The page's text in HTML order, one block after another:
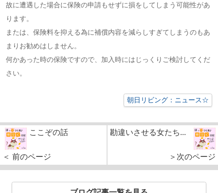
故に遭遇した場合に保険の申請もせずに損をしてしまう可能性があ
ります。
または、保険料を抑える為に補償内容を減らしすぎてしまうのもあ
まりお勧めはしません。
何かあった時の保険ですので、加入時にはじっくりご検討してくだ
さい。
朝日リビング：ニュース☆
ここぞの話
＜ 前のページ
勘違いさせる女たち...
＞次のページ